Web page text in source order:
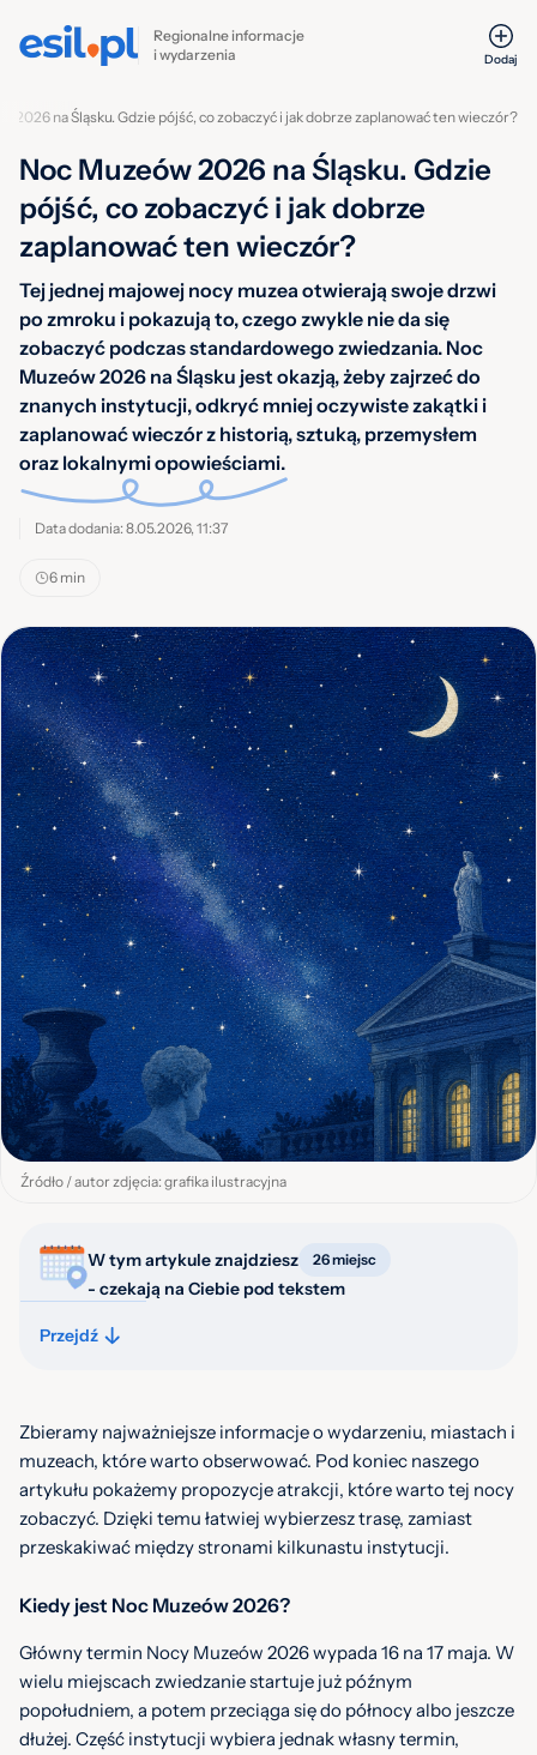
Regionalne informacje
i wydarzenia
Dodaj
2026 na Śląsku. Gdzie pójść, co zobaczyć i jak dobrze zaplanować ten wieczór?
Noc Muzeów 2026 na Śląsku. Gdzie
pójść, co zobaczyć i jak dobrze
zaplanować ten wieczór?
Tej jednej majowej nocy muzea otwierają swoje drzwi
po zmroku i pokazują to, czego zwykle nie da się
zobaczyć podczas standardowego zwiedzania. Noc
Muzeów 2026 na Śląsku jest okazją, żeby zajrzeć do
znanych instytucji, odkryć mniej oczywiste zakątki i
zaplanować wieczór z historią, sztuką, przemysłem
oraz lokalnymi opowieściami.
Data dodania: 8.05.2026, 11:37
6 min
Źródło / autor zdjęcia: grafika ilustracyjna
W tym artykule znajdziesz 26 miejsc
- czekają na Ciebie pod tekstem
Przejdź
Zbieramy najważniejsze informacje o wydarzeniu, miastach i
muzeach, które warto obserwować. Pod koniec naszego
artykułu pokażemy propozycje atrakcji, które warto tej nocy
zobaczyć. Dzięki temu łatwiej wybierzesz trasę, zamiast
przeskakiwać między stronami kilkunastu instytucji.
Kiedy jest Noc Muzeów 2026?
Główny termin Nocy Muzeów 2026 wypada 16 na 17 maja. W
wielu miejscach zwiedzanie startuje już późnym
popołudniem, a potem przeciąga się do północy albo jeszcze
dłużej. Część instytucji wybiera jednak własny termin,